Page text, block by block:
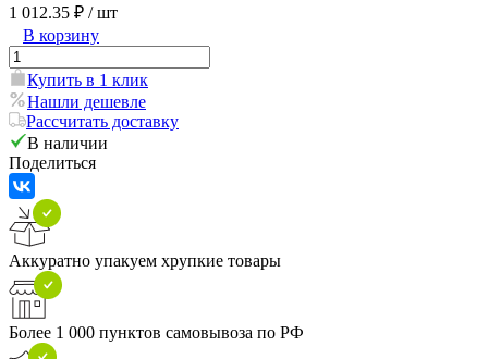
1 012.35 ₽ / шт
В корзину
Купить в 1 клик
Нашли дешевле
Рассчитать доставку
В наличии
Поделиться
Аккуратно упакуем хрупкие товары
Более 1 000 пунктов самовывоза по РФ